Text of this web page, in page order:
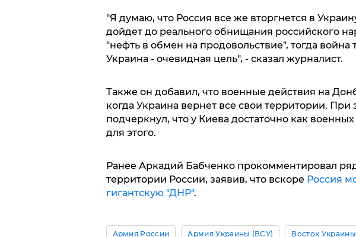
"Я думаю, что Россия все же вторгнется в
дойдет до реального обнищания российского
"нефть в обмен на продовольствие", тогда война
Украина - очевидная цель", - сказал журналист.
Также он добавил, что военные действия на
когда Украина вернет все свои территории. При
подчеркнул, что у Киева достаточно как
для этого.
Ранее Аркадий Бабченко прокомментировал
территории России, заявив, что вскоре Россия
гигантскую "ДНР".
Армия России Армия Украины (ВСУ) Восток Украины